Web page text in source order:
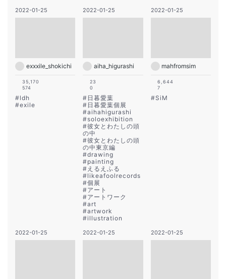
2022-01-25
exxxile_shokichi
35,170
574
#ldh
#exile
2022-01-25
aiha_higurashi
23
0
# 日暮愛葉
# 日暮愛葉個展
#aihahigurashi
#soloexhibition
#彼女とわたしの頭
の中
#彼女とわたしの頭
の中東京編
#drawing
#painting
# えるえふる
#likeafoolrecords
#個展
#アート
#アートワーク
#art
#artwork
#illustration
2022-01-25
mahfromsim
6,644
7
#SiM
2022-01-25 2022-01-25 2022-01-25